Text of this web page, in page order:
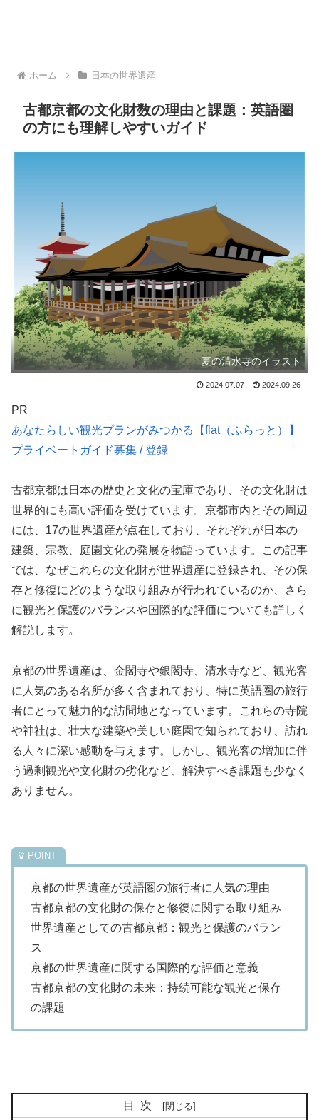
ホーム 日本の世界遺産
古都京都の文化財数の理由と課題：英語圏
の方にも理解しやすいガイド
夏の清水寺のイラスト
2024.07.07 2024.09.26
PR
あなたらしい観光プランがみつかる【flat（ふらっと）】
プライベートガイド募集 / 登録
古都京都は日本の歴史と文化の宝庫であり、その文化財は
世界的にも高い評価を受けています。京都市内とその周辺
には、17の世界遺産が点在しており、それぞれが日本の
建築、宗教、庭園文化の発展を物語っています。この記事
では、なぜこれらの文化財が世界遺産に登録され、その保
存と修復にどのような取り組みが行われているのか、さら
に観光と保護のバランスや国際的な評価についても詳しく
解説します。
京都の世界遺産は、金閣寺や銀閣寺、清水寺など、観光客
に人気のある名所が多く含まれており、特に英語圏の旅行
者にとって魅力的な訪問地となっています。これらの寺院
や神社は、壮大な建築や美しい庭園で知られており、訪れ
る人々に深い感動を与えます。しかし、観光客の増加に伴
う過剰観光や文化財の劣化など、解決すべき課題も少なく
ありません。
京都の世界遺産が英語圏の旅行者に人気の理由
古都京都の文化財の保存と修復に関する取り組み
世界遺産としての古都京都：観光と保護のバラン
ス
京都の世界遺産に関する国際的な評価と意義
古都京都の文化財の未来：持続可能な観光と保存
の課題
目次